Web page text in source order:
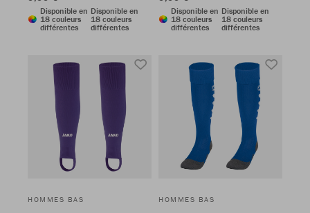
Disponible en
18 couleurs
différentes
Disponible en
18 couleurs
différentes
Disponible en
18 couleurs
différentes
Disponible en
18 couleurs
différentes
HOMMES BAS HOMMES BAS